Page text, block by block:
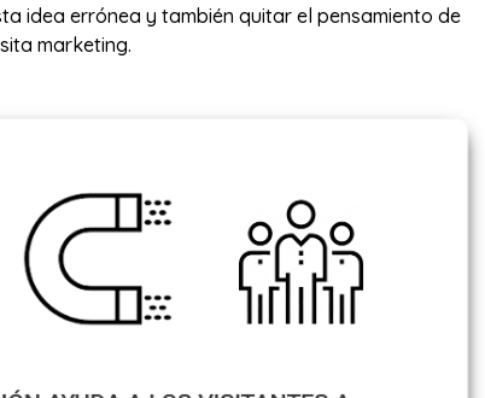
idea errónea y también quitar el pensamiento de
marketing.